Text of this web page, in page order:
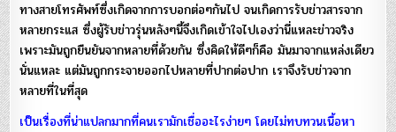
ทางสายโทรศัพท์ซึ่งเกิดจากการบอกต่อๆกันไป จนเกิดการรับข่าวสารจาก
หลายกระแส ซึ่งผู้รับข่าวรุ่นหลังๆนี้จึงเกิดเข้าใจไปเองว่านี่แหละข่าวจริง
เพราะมันถูกยืนยันจากหลายที่ด้วยกัน ซึ่งคิดให้ดีๆก็คือ มันมาจากแหล่งเดียว
นั่นแหละ แต่มันถูกกระจายออกไปหลายที่ปากต่อปาก เราจึงรับข่าวจาก
หลายที่ในที่สุด
เป็นเรื่องที่น่าแปลกมากที่คนเรามักเชื่ออะไรง่ายๆ โดยไม่ทบทวนเนื้อหา